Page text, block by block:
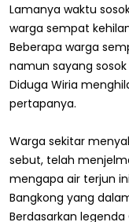
Lamanya waktu
warga sempat
Beberapa warga
namun sayang
Diduga Wiria
pertapanya.
Warga sekitar
sebut, telah
mengapa air terjun
Bangkong yang
Berdasarkan